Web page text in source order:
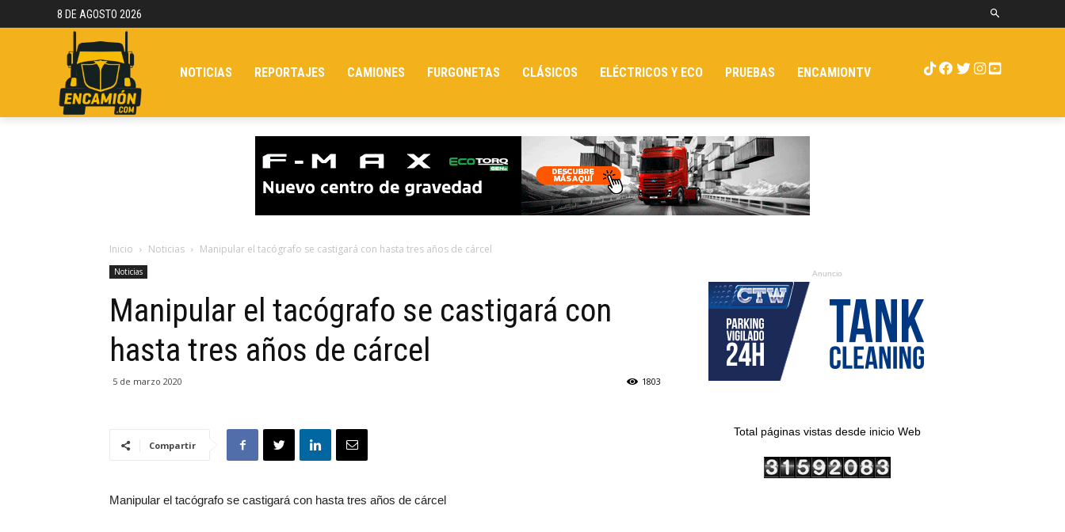
8 DE AGOSTO 2026
NOTICIAS REPORTAJES CAMIONES FURGONETAS CLÁSICOS ELÉCTRICOS Y ECO PRUEBAS ENCAMIONTV
Inicio Noticias Manipular el tacógrafo se castigará con hasta tres años de cárcel
Noticias
Manipular el tacógrafo se castigará con
hasta tres años de cárcel
5 de marzo 2020 1803
Compartir
Manipular el tacógrafo se castigará con hasta tres años de cárcel
Anuncio
Total páginas vistas desde inicio Web